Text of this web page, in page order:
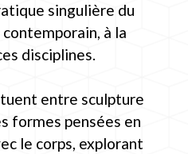
singulière du
à la
disciplines.
entre sculpture
formes pensées en
le corps, explorant